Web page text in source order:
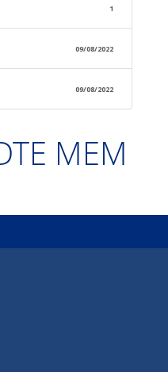
1
09/08/2022
09/08/2022
MEM